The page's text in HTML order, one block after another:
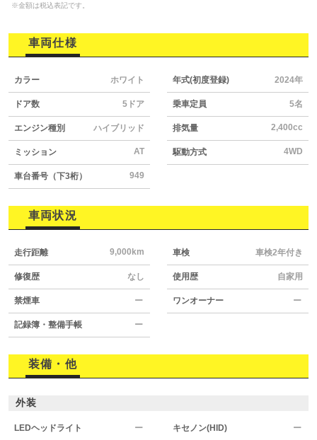
※金額は税込表記です。
車両仕様
カラー ホワイト 年式(初度登録) 2024年
ドア数 5ドア 乗車定員 5名
エンジン種別 ハイブリッド 排気量 2,400cc
ミッション AT 駆動方式 4WD
車台番号（下3桁） 949
車両状況
走行距離 9,000km 車検 車検2年付き
修復歴 なし 使用歴 自家用
禁煙車 ー ワンオーナー ー
記録簿・整備手帳 ー
装備・他
外装
LEDヘッドライト ー キセノン(HID) ー